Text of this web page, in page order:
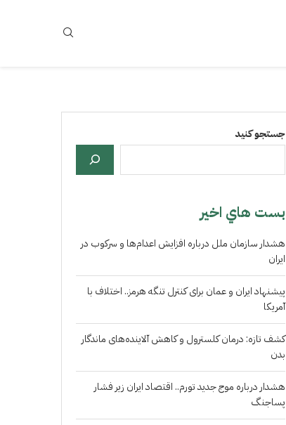
جستجو کنید
بست هاي اخير
هشدار سازمان ملل درباره افزایش اعدام‌ها و سرکوب در
ایران
پیشنهاد ایران و عمان برای کنترل تنگه هرمز.. اختلاف با
آمریکا
کشف تازه: درمان کلسترول و کاهش آلاینده‌های ماندگار
بدن
هشدار درباره موج جدید تورم.. اقتصاد ایران زیر فشار
پساجنگ